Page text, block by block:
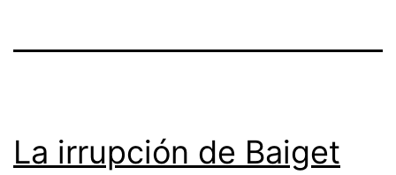
La irrupción de Baiget